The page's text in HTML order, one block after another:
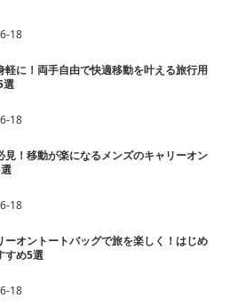
18
軽に！両手自由で快適移動を叶える旅行用
選
18
見！移動が楽になるメンズのキャリーオン
18
ーオントートバッグで旅を楽しく！はじめ
すめ5選
18